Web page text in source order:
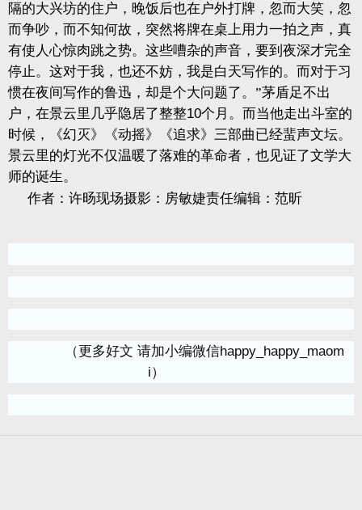
隔的大兴坊的住户，晚饭后也在户外打牌，忽而大笑，忽
而争吵，而不知何故，突然将牌在桌上用力一拍之声，真
有使人心惊肉跳之势。这些嘈杂的声音，要到夜深才完全
停止。这对于我，也还不妨，我是白天写作的。而对于习
惯在夜间写作的鲁迅，却是个大问题了。”茅盾足不出
户，在景云里几乎隐居了整整10个月。而当他走出斗室的
时候，《幻灭》《动摇》《追求》三部曲已经蜚声文坛。
景云里的灯光不仅温暖了落难的革命者，也见证了文学大
师的诞生。
作者：许旸现场摄影：房敏婕责任编辑：范昕
（更多好文 请加小编微信happy_happy_maom
i）